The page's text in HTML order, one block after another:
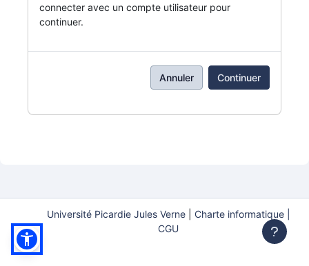
connecter avec un compte utilisateur pour
continuer.
Annuler Continuer
Université Picardie Jules Verne|
Charte informatique |
CGU